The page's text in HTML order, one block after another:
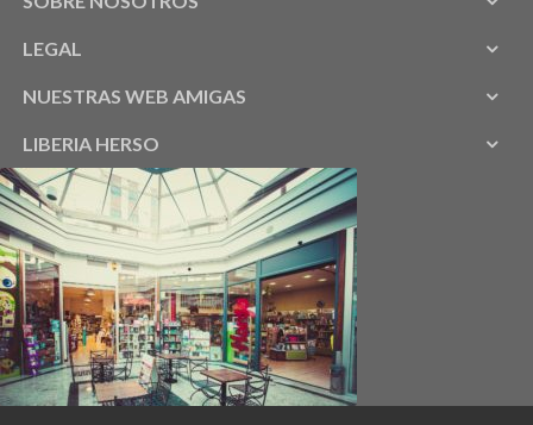
LEGAL
NUESTRAS WEB AMIGAS
LIBERIA HERSO